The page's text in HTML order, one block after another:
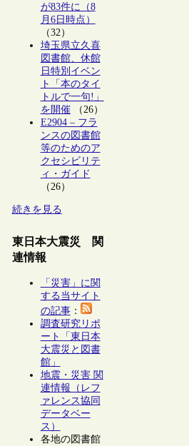
が83件に（8
月6日時点）
（32）
埼玉県立久喜
図書館、休館
日特別イベン
ト「本のタイ
トルで一句!」
を開催（26）
E2904 – フラ
ンスの図書館
等のためのア
クセシビリテ
ィ・ガイド
（26）
続きを見る
東日本大震災 関
連情報
「災害」に関
する当サイト
の記事：
調査研究リポ
ート「東日本
大震災と図書
館」
地震・災害 関
連情報（レフ
ァレンス協同
データベー
ス）
各地の図書館